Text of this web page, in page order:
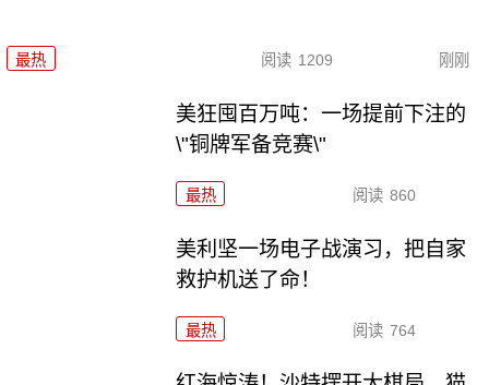
最热 阅读 1209 刚刚
美狂囤百万吨：一场提前下注的
\"铜牌军备竞赛\"
最热 阅读 860
美利坚一场电子战演习，把自家
救护机送了命！
最热 阅读 764